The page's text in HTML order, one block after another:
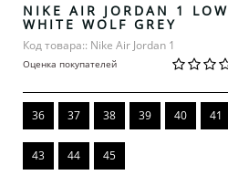
NIKE AIR JORDAN 1 LOW
WHITE WOLF GREY
Код товара:: Nike Air Jordan 1
Оценка покупателей
36 37 38 39 40 41
43 44 45